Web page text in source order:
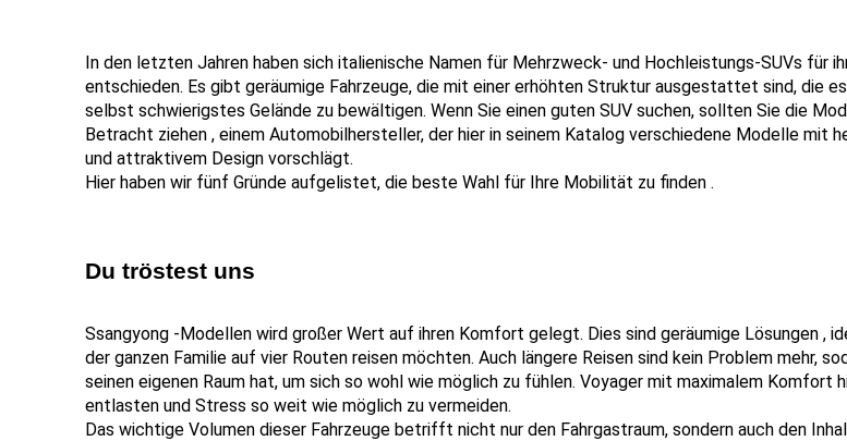
In den letzten Jahren haben sich italienische Namen für Mehrzweck- und Hochleistungs-SUVs für
entschieden. Es gibt geräumige Fahrzeuge, die mit einer erhöhten Struktur ausgestattet sind, die
selbst schwierigstes Gelände zu bewältigen. Wenn Sie einen guten SUV suchen, sollten Sie die
Betracht ziehen , einem Automobilhersteller, der hier in seinem Katalog verschiedene Modelle mit
und attraktivem Design vorschlägt.
Hier haben wir fünf Gründe aufgelistet, die beste Wahl für Ihre Mobilität zu finden .
Du tröstest uns
Ssangyong -Modellen wird großer Wert auf ihren Komfort gelegt. Dies sind geräumige Lösungen ,
der ganzen Familie auf vier Routen reisen möchten. Auch längere Reisen sind kein Problem mehr,
seinen eigenen Raum hat, um sich so wohl wie möglich zu fühlen. Voyager mit maximalem Komfort
entlasten und Stress so weit wie möglich zu vermeiden.
Das wichtige Volumen dieser Fahrzeuge betrifft nicht nur den Fahrgastraum, sondern auch den